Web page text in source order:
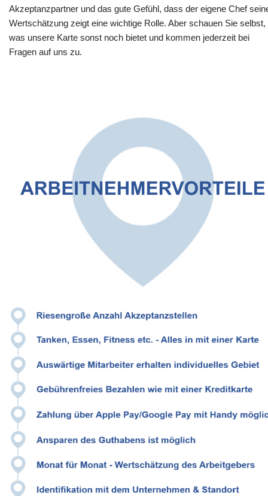
Akzeptanzpartner und das gute Gefühl, dass der eigene Chef
Wertschätzung zeigt eine wichtige Rolle. Aber schauen Sie selbst,
was unsere Karte sonst noch bietet und kommen jederzeit bei
Fragen auf uns zu.